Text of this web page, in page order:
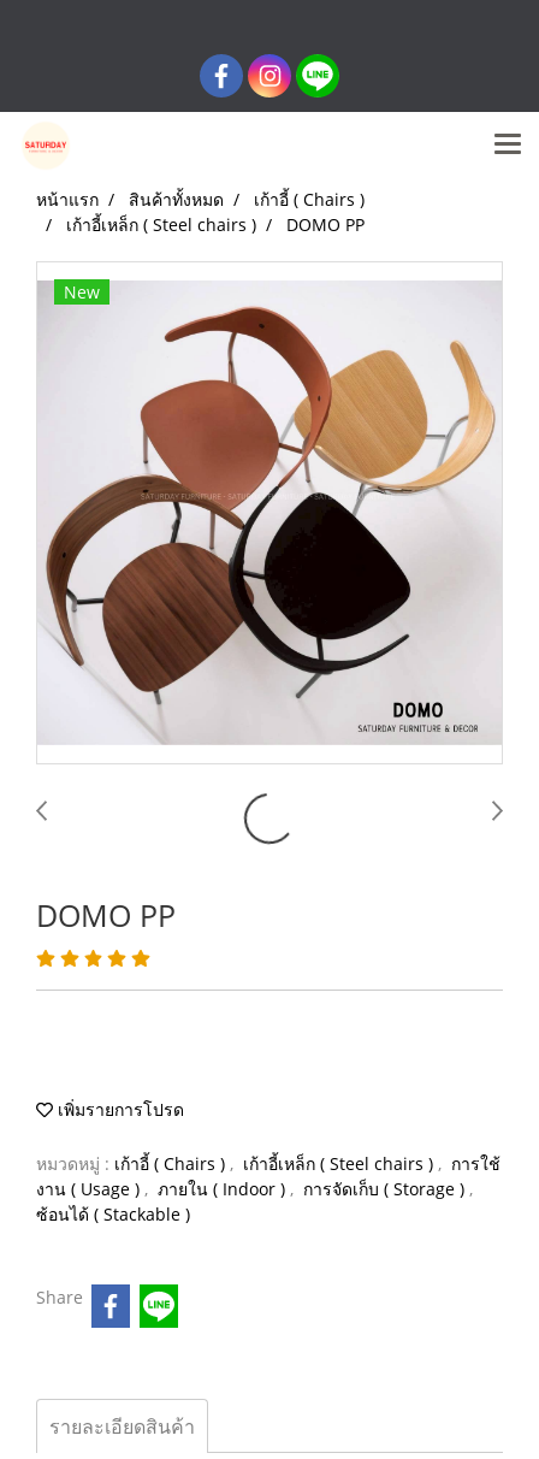
หน้าแรก สินค้าทั้งหมด
เก้าอี้ ( Chairs )
เก้าอี้เหล็ก ( Steel chairs )
DOMO PP
New
DOMO PP
เพิ่มรายการโปรด
หมวดหมู่ : เก้าอี้ ( Chairs ) , เก้าอี้เหล็ก ( Steel chairs ) , การใช้
งาน ( Usage ) , ภายใน ( Indoor ) , การจัดเก็บ ( Storage ) ,
ซ้อนได้ ( Stackable )
Share
รายละเอียดสินค้า